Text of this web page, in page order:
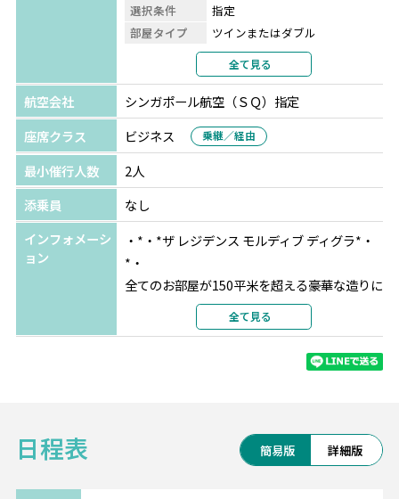
・フローティングブレックファースト（滞在中1回）
・ワイン1本(到着時)
・ロマンティックベッドデコレーション及びバスデコレー
ション
・フォトシューティング（30分-プロのカメラマンが撮
影、編集後写真データ10枚をUSBにてお渡し）
・ドローン撮影（10分、ホテルスタッフが担当、動画デー
の際に証明書の提示が必要です。
※ご予約時にハネムーンの旨をご申告ください(ご予約後
の申し出は不可)。
選択条件
指定
部屋タイプ
ツインまたはダブル
2名1室利用
部屋カテゴリ
サンライズ側プール付き水上ヴ
ィラ
全て見る
航空会社
シンガポール航空（ＳＱ）指定
座席クラス
ビジネス 乗継／経由
最小催行人数
2人
添乗員
なし
インフォメーシ
ョン
・*・*ザ レジデンス モルディブ ディグラ*・
*・
全てのお部屋が150平米を超える豪華な造りに
なっているのが魅力。モルディブは1島1リゾ
ートが主流ですが、ここなら隣の島"ファルマ
ーフシ"と自由に行き来できちゃうんです。2
つの島を繋ぐ全長約1㎞の桟橋は写真映え間違
グレード：★★★★★
アクセス：空港から国内線とスピードボート
全て見る
日程表 簡易版 詳細版